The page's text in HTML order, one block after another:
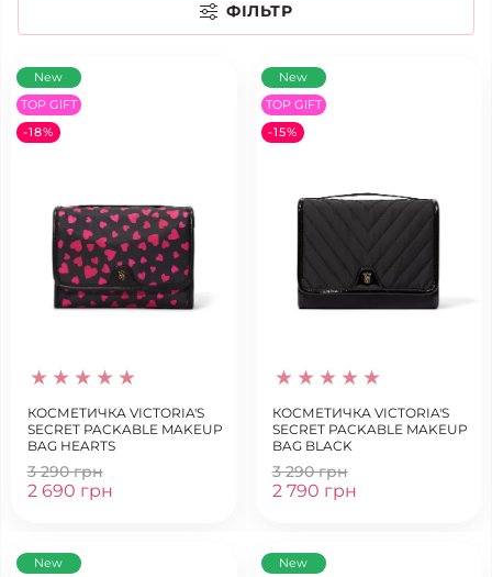
ФІЛЬТР
New
TOP GIFT
-18%
КОСМЕТИЧКА VICTORIA'S
SECRET PACKABLE MAKEUP
BAG HEARTS
3 290 грн
2 690 грн
New
TOP GIFT
-15%
КОСМЕТИЧКА VICTORIA'S
SECRET PACKABLE MAKEUP
BAG BLACK
3 290 грн
2 790 грн
New
New